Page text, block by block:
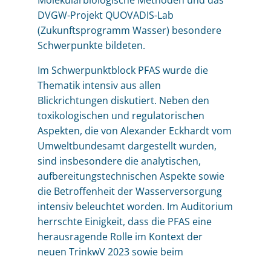
DVGW-Projekt QUOVADIS-Lab
(Zukunftsprogramm Wasser) besondere
Schwerpunkte bildeten.
Im Schwerpunktblock PFAS wurde die
Thematik intensiv aus allen
Blickrichtungen diskutiert. Neben den
toxikologischen und regulatorischen
Aspekten, die von Alexander Eckhardt vom
Umweltbundesamt dargestellt wurden,
sind insbesondere die analytischen,
aufbereitungstechnischen Aspekte sowie
die Betroffenheit der Wasserversorgung
intensiv beleuchtet worden. Im Auditorium
herrschte Einigkeit, dass die PFAS eine
herausragende Rolle im Kontext der
neuen TrinkwV 2023 sowie beim